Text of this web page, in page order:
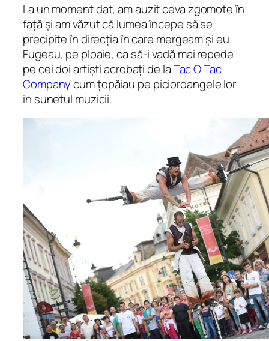
La un moment dat, am auzit ceva zgomote în
față și am văzut că lumea începe să se
precipite în direcția în care mergeam și eu.
Fugeau, pe ploaie, ca să-i vadă mai repede
pe cei doi artiști acrobați de laTac O Tac
Companycum țopăiau pe picioroangele lor
în sunetul muzicii.